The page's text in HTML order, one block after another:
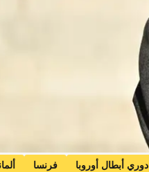
دوري أبطال أوروبا فرنسا